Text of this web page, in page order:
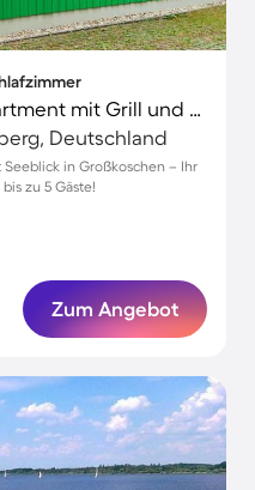
Familienfreundliches Apartment mit Grill und Terrasse | Seeblick | Nah am Strand
Deutschland
in Großkoschen – Ihr
zu 5 Gäste!
Zum Angebot